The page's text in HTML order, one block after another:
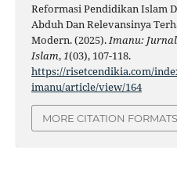
Reformasi Pendidikan Islam
Abduh Dan Relevansinya
Modern. (2025). Imanu:
Islam, 1(03), 107-118.
https://risetcendikia.com/
imanu/article/view/164
MORE CITATION FORMATS